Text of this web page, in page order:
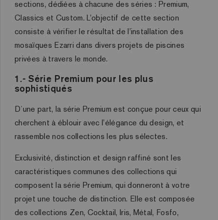
sections, dédiées à chacune des séries : Premium,
Classics et Custom. L’objectif de cette section
consiste à vérifier le résultat de l’installation des
mosaïques Ezarri dans divers projets de piscines
privées à travers le monde.
1.- Série Premium pour les plus
sophistiqués
D´une part, la série Premium est conçue pour ceux qui
cherchent à éblouir avec l’élégance du design, et
rassemble nos collections les plus sélectes.
Exclusivité, distinction et design raffiné sont les
caractéristiques communes des collections qui
composent la série Premium, qui donneront à votre
projet une touche de distinction. Elle est composée
des collections Zen, Cocktail, Iris, Métal, Fosfo,